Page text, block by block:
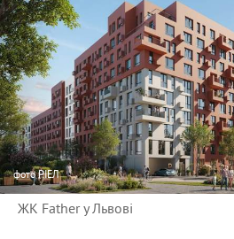
фотоРІЕЛ
ЖК Father у Львові